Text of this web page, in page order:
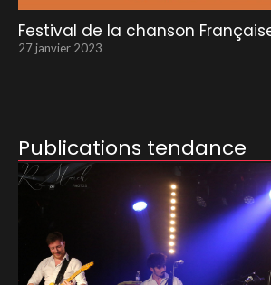
Festival de la chanson
27 janvier 2023
Publications tendance